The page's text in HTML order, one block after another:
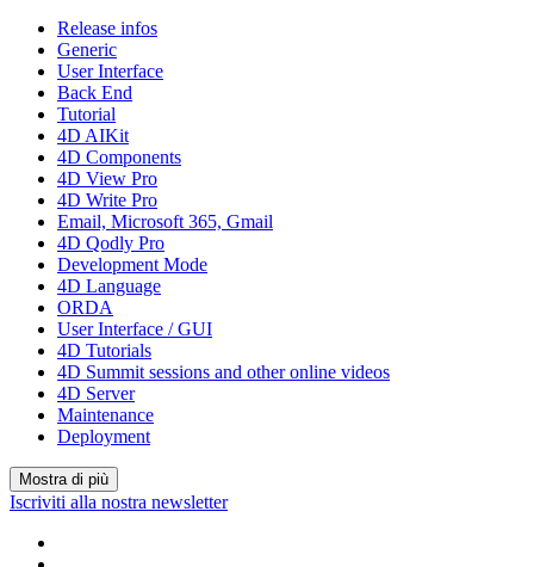
Release infos
Generic
User Interface
Back End
Tutorial
4D AIKit
4D Components
4D View Pro
4D Write Pro
Email, Microsoft 365, Gmail
4D Qodly Pro
Development Mode
4D Language
ORDA
User Interface / GUI
4D Tutorials
4D Summit sessions and other online videos
4D Server
Maintenance
Deployment
Mostra di più
Iscriviti alla nostra newsletter